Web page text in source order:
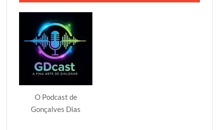
O Podcast de
Gonçalves Dias